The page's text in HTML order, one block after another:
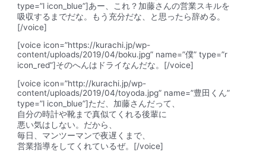
type=”l icon_blue”]あー、これ？加藤さんの営業スキルを
吸収するまでだな。もう充分だな、と思ったら辞める。
[/voice]
[voice icon=”https://kurachi.jp/wp-
content/uploads/2019/04/boku.jpg” name=”僕” type=”r
icon_red”]そのへんはドライなんだな。[/voice]
[voice icon=”http://kurachi.jp/wp-
content/uploads/2019/04/toyoda.jpg” name=”豊田くん”
type=”l icon_blue”]ただ、加藤さんだって、
自分の時計や靴まで真似てくれる後輩に
悪い気はしない。だから、
毎日、マンツーマンで夜遅くまで、
営業指導をしてくれているぜ。[/voice]